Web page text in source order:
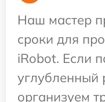
Наш мастер
сроки для
iRobot. Если
углубленный
организуем